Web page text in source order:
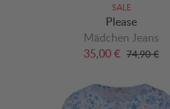
SALE
Please
Mädchen Jeans
35,00 € 74,90 €